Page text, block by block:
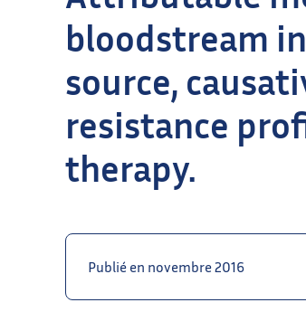
bloodstream
source,
resistance
therapy.
Publié en novembre 2016